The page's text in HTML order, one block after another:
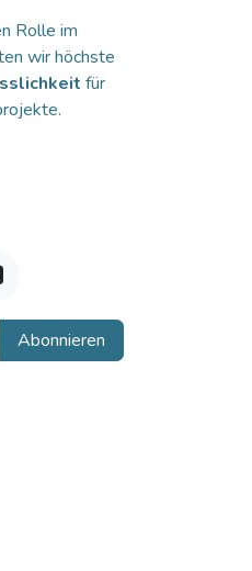
Rolle im
wir höchste
für
Abonnieren